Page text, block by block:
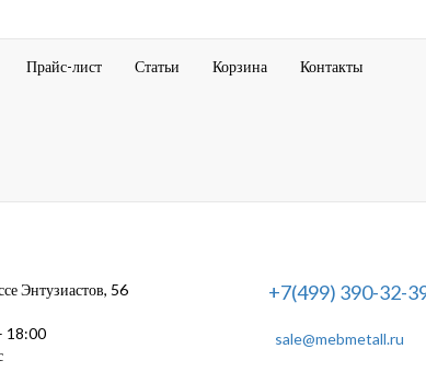
Прайс-лист Статьи Корзина Контакты
Энтузиастов, 56
18:00
+7(499) 390-32-
sale@mebmetall.ru